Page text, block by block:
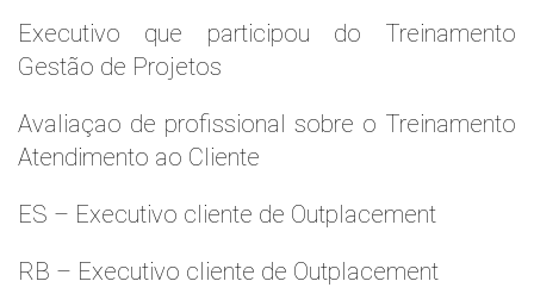
Executivo que participou do Treinamento
Gestão de Projetos
Avaliaçao de profissional sobre o Treinamento
Atendimento ao Cliente
ES – Executivo cliente de Outplacement
RB – Executivo cliente de Outplacement